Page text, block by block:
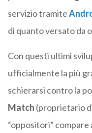
servizio tramite
di quanto versato da
Con questi ultimi
ufficialmente la più
schierarsi contro la
Match (proprietario
“oppositori”